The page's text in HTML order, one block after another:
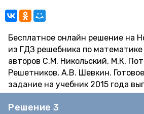
Бесплатное онлайн решение на
из ГДЗ решебника по математике
авторов С.М. Никольский, М.К,
Решетников, А.В. Шевкин.
задание на учебник 2015 года
Решение 3